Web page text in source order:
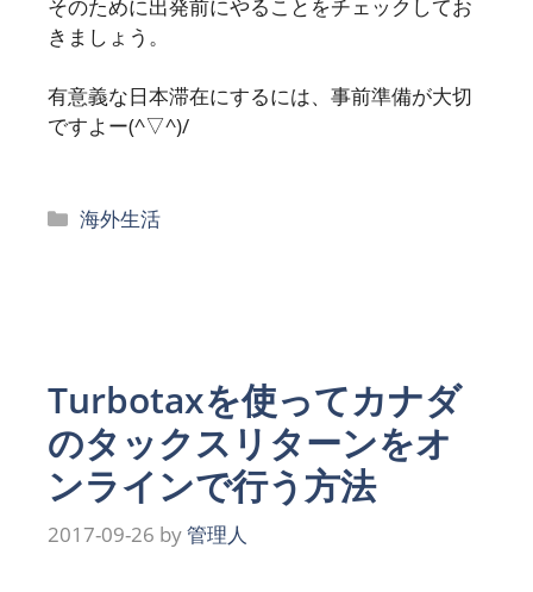
そのために出発前にやることをチェックしてお
きましょう。
有意義な日本滞在にするには、事前準備が大切
ですよー(^▽^)/
カ
海外生活
Turbotaxを使ってカナダ
のタックスリターンをオ
ンラインで行う方法
2017-09-26 by管理人